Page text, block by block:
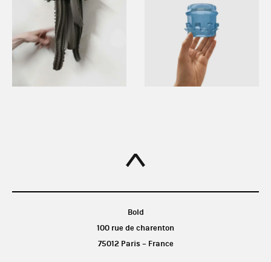
Bold
100 rue de charenton
75012 Paris – France